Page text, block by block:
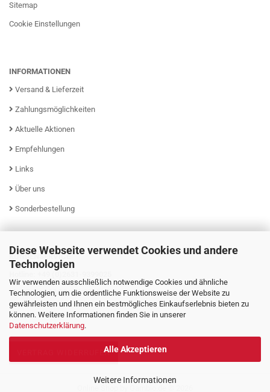
Diese Webseite verwendet Cookies und andere
Technologien
Wir verwenden ausschließlich notwendige Cookies und ähnliche
Technologien, um die ordentliche Funktionsweise der Website zu
gewährleisten und Ihnen ein bestmögliches Einkaufserlebnis bieten zu
können. Weitere Informationen finden Sie in unserer
Datenschutzerklärung.
Alle Akzeptieren
Weitere Informationen
Sitemap
Cookie Einstellungen
INFORMATIONEN
Versand & Lieferzeit
Zahlungsmöglichkeiten
Aktuelle Aktionen
Empfehlungen
Links
Über uns
Sonderbestellung
KUNDENSERVICE
Mo - Fr von 08:00 - 16:00 Uhr
VERTRAG WIDERRUFEN